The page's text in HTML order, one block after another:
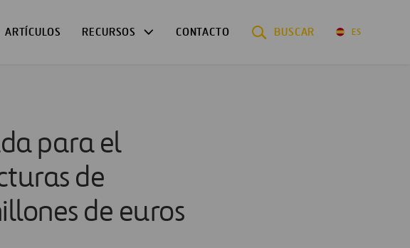
ARTÍCULOS RECURSOS CONTACTO BUSCAR ES
para el
de
de euros